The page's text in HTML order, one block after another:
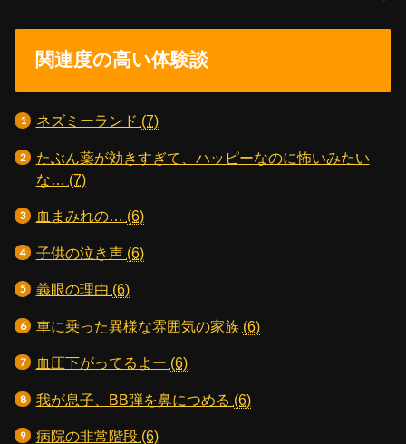
関連度の高い体験談
ネズミーランド (7)
たぶん薬が効きすぎて、ハッピーなのに怖いみたい
な… (7)
血まみれの… (6)
子供の泣き声 (6)
義眼の理由 (6)
車に乗った異様な雰囲気の家族 (6)
血圧下がってるよー (6)
我が息子、BB弾を鼻につめる (6)
病院の非常階段 (6)